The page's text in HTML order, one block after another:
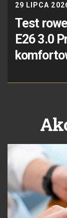
29 LIPCA
Test
E26 3.0